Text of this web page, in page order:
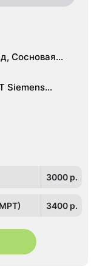
Сосновая
Siemens
3000 p.
3400 p.